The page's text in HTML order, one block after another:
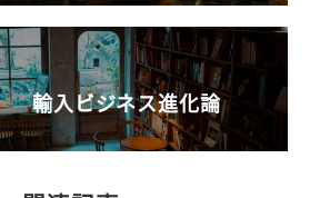
輸入ビジネス進化論